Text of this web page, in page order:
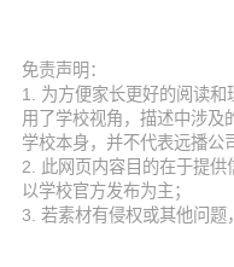
免责声明：
1. 为方便家长更好的阅读
用了学校视角，描述中涉及
学校本身，并不代表远播公
2. 此网页内容目的在于提
以学校官方发布为主；
3. 若素材有侵权或其他问题